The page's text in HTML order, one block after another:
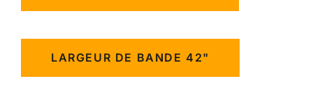
LARGEUR DE BANDE 42"